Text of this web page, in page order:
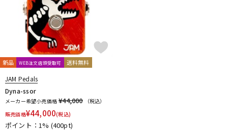
キーボード
管楽器
DJ機器
新品 WEB注文店頭受取可 送料無料
JAM Pedals
Dyna-ssor
メーカー希望小売価格 ¥44,000
（税込）
販売価格¥44,000(税込)
ポイント：1% (400pt)